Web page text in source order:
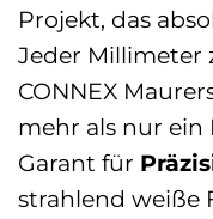
Projekt, das
Jeder Millimeter
CONNEX
mehr als nur ein
Garant für
strahlend weiße